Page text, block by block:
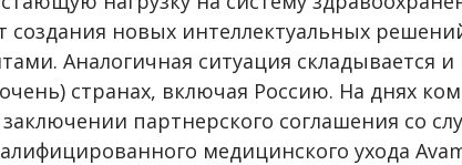
создания новых интеллектуальных
Аналогичная ситуация складывается и
странах, включая Россию. На днях
партнерского соглашения со
медицинского ухода